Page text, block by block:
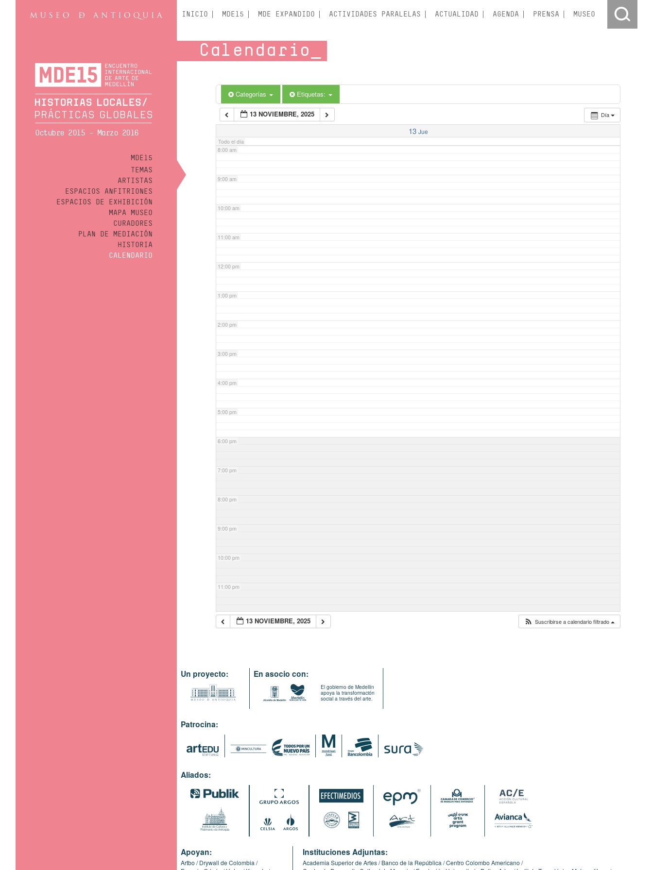
Octubre 2015 - Marzo 2016
MDE15
TEMAS
ARTISTAS
ESPACIOS ANFITRIONES
ESPACIOS DE EXHIBICIÓN
MAPA MUSEO
CURADORES
PLAN DE MEDIACIÓN
HISTORIA
CALENDARIO
INICIO MDE15 MDE EXPANDIDO ACTIVIDADES PARALELAS ACTUALIDAD AGENDA PRENSA MUSEO
Calendario
Categorías Etiquetas:
Día
13 NOVIEMBRE, 2025
13 Jue
Todo el día
5:00 am
6:00 am
7:00 am
8:00 am
9:00 am
10:00 am
11:00 am
12:00 pm
1:00 pm
2:00 pm
3:00 pm
4:00 pm
5:00 pm
6:00 pm
7:00 pm
8:00 pm
9:00 pm
10:00 pm
11:00 pm
13 NOVIEMBRE, 2025 Suscribirse a calendario filtrado
Un proyecto: En asocio con:
El gobierno de Medellín
apoya la transformación
social a través del arte.
Patrocina:
Aliados:
Apoyan:
Artbo
Drywall de Colombia
Instituciones Adjuntas:
Academia Superior de Artes Banco de la República Centro Colombo Americano